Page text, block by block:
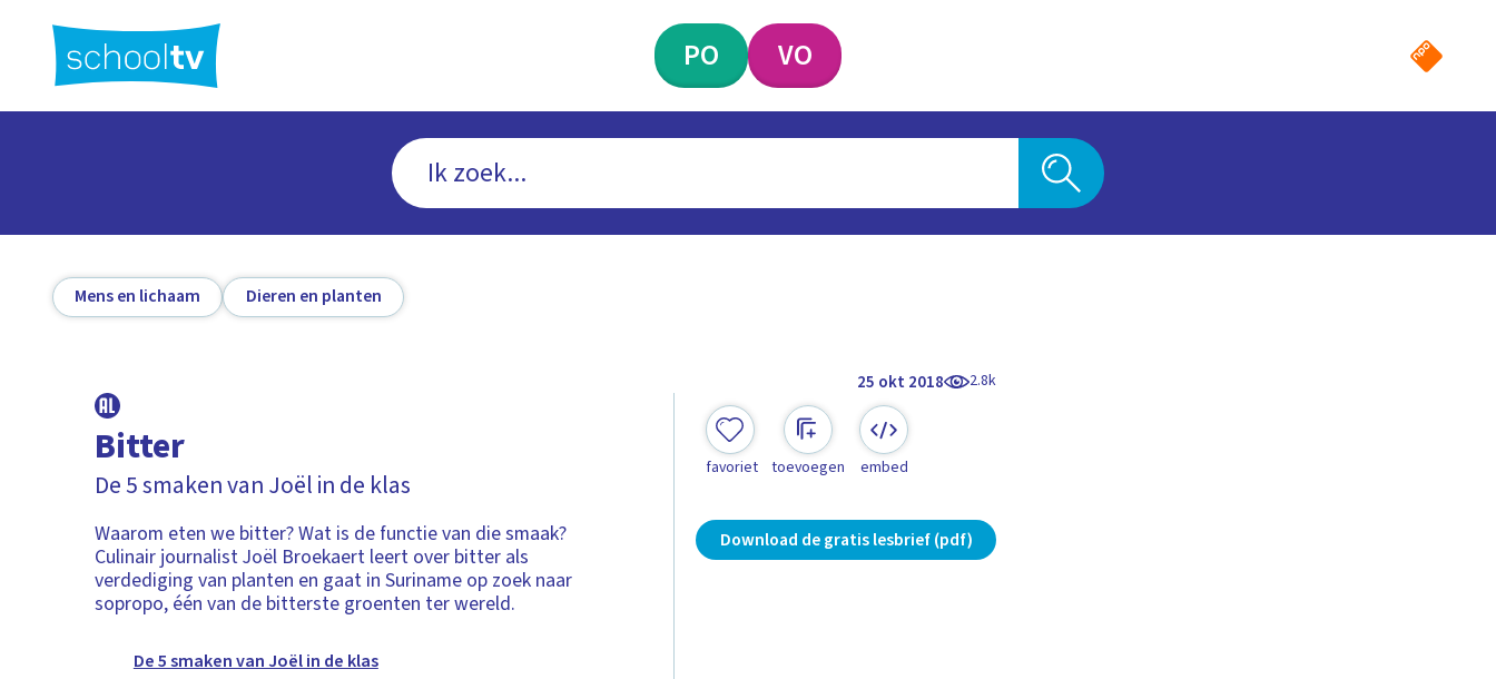
hoofdinhoud
PO VO
Mens en lichaam Dieren en planten
25 okt 2018 2.8k
Bitter
De 5 smaken van Joël in de klas
Waarom eten we bitter? Wat is de functie van die smaak?
Culinair journalist Joël Broekaert leert over bitter als
verdediging van planten en gaat in Suriname op zoek naar
sopropo, één van de bitterste groenten ter wereld.
De 5 smaken van Joël in de klas
favoriet toevoegen embed
Download de gratis lesbrief (pdf)